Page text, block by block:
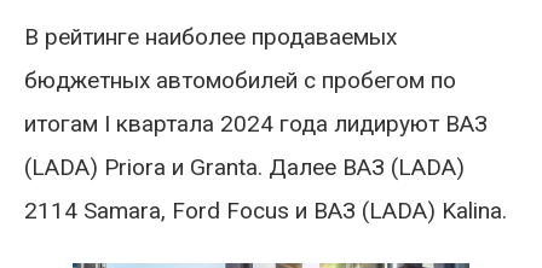
В рейтинге наиболее продаваемых
бюджетных автомобилей с пробегом по
итогам I квартала 2024 года лидируют ВАЗ
(LADA) Priora и Granta. Далее ВАЗ (LADA)
2114 Samara, Ford Focus и ВАЗ (LADA) Kalina.